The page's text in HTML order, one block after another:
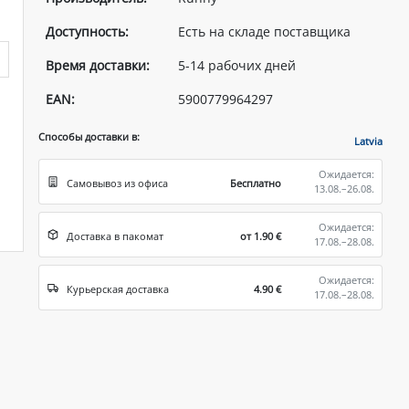
Доступность:
Есть на складе поставщика
Время доставки:
5-14 рабочих дней
EAN:
5900779964297
Способы доставки в: Latvia
Самовывоз из офиса Бесплатно
Ожидается:
13.08.–26.08.
Доставка в пакомат от 1.90 €
Ожидается:
17.08.–28.08.
Курьерская доставка 4.90 €
Ожидается:
17.08.–28.08.